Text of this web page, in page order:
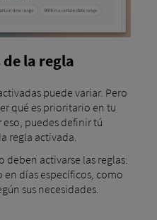
la regla
puede variar. Pero
qué es prioritario en tu
eso, puedes definir tú
regla activada.
deben activarse las reglas:
días específicos, como
sus necesidades.